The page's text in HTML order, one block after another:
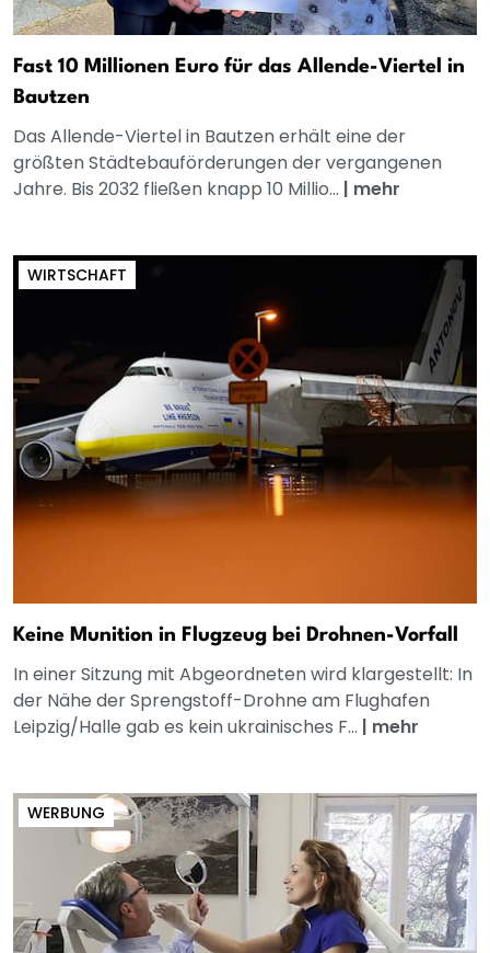
Fast 10 Millionen Euro für das Allende-Viertel in
Bautzen
Das Allende-Viertel in Bautzen erhält eine der
größten Städtebauförderungen der vergangenen
Jahre. Bis 2032 fließen knapp 10 Millio... | mehr
WIRTSCHAFT
Keine Munition in Flugzeug bei Drohnen-Vorfall
In einer Sitzung mit Abgeordneten wird klargestellt: In
der Nähe der Sprengstoff-Drohne am Flughafen
Leipzig/Halle gab es kein ukrainisches F... | mehr
WERBUNG